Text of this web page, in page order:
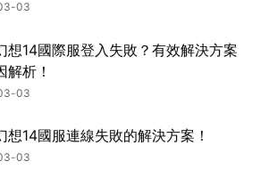
03
想14國際服登入失敗？有效解決方案
解析！
03
想14國服連線失敗的解決方案！
03